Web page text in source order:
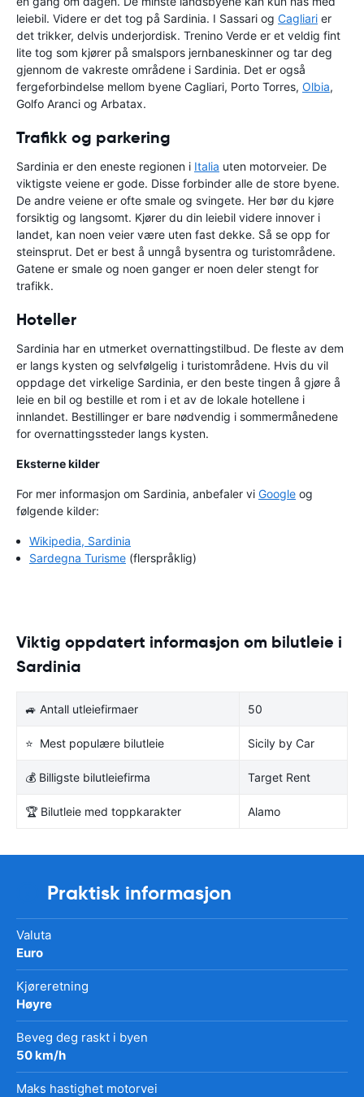
leiebil. Videre er det tog på Sardinia. I Sassari og Cagliari er
det trikker, delvis underjordisk. Trenino Verde er et veldig fint
lite tog som kjører på smalspors jernbaneskinner og tar deg
gjennom de vakreste områdene i Sardinia. Det er også
fergeforbindelse mellom byene Cagliari, Porto Torres, Olbia,
Golfo Aranci og Arbatax.
Trafikk og parkering
Sardinia er den eneste regionen i Italia uten motorveier. De
viktigste veiene er gode. Disse forbinder alle de store byene.
De andre veiene er ofte smale og svingete. Her bør du kjøre
forsiktig og langsomt. Kjører du din leiebil videre innover i
landet, kan noen veier være uten fast dekke. Så se opp for
steinsprut. Det er best å unngå bysentra og turistområdene.
Gatene er smale og noen ganger er noen deler stengt for
trafikk.
Hoteller
Sardinia har en utmerket overnattingstilbud. De fleste av dem
er langs kysten og selvfølgelig i turistområdene. Hvis du vil
oppdage det virkelige Sardinia, er den beste tingen å gjøre å
leie en bil og bestille et rom i et av de lokale hotellene i
innlandet. Bestillinger er bare nødvendig i sommermånedene
for overnattingssteder langs kysten.
Eksterne kilder
For mer informasjon om Sardinia, anbefaler vi Google og
følgende kilder:
Wikipedia, Sardinia
Sardegna Turisme (flerspråklig)
Viktig oppdatert informasjon om bilutleie i
Sardinia
🚙 Antall utleiefirmaer 50
⭐ Mest populære bilutleie Sicily by Car
💰 Billigste bilutleiefirma Target Rent
🏆 Bilutleie med toppkarakter Alamo
Praktisk informasjon
Valuta
Euro
Kjøreretning
Høyre
Beveg deg raskt i byen
50 km/h
Maks hastighet motorvei